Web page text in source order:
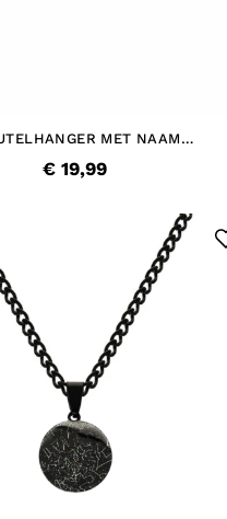
MET NAAM
€ 19,99